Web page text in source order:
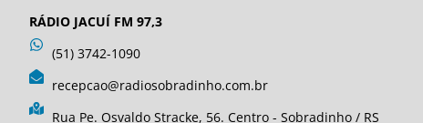
RÁDIO JACUÍ FM 97,3
(51) 3742-1090
recepcao@radiosobradinho.com.br
Rua Pe. Osvaldo Stracke, 56. Centro - Sobradinho / RS